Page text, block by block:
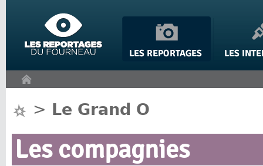
> Le Grand O
Les compagnies